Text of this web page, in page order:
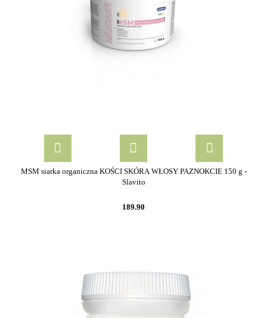
MSM siarka organiczna KOŚCI SKÓRA WŁOSY PAZNOKCIE 150 g -
Slavito
189.90